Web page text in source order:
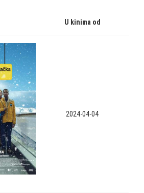
U kinima od
2024-04-04